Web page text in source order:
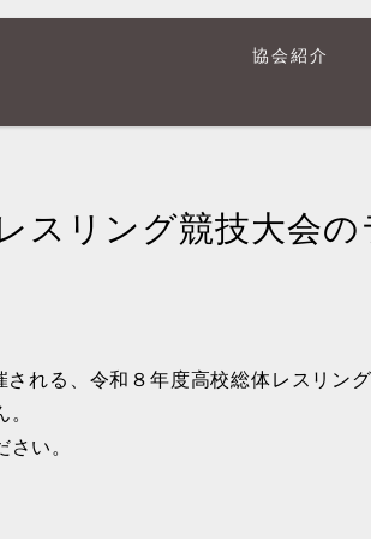
協会紹介
スリング競技大会の
れる、令和８年度高校総体レスリン
い。